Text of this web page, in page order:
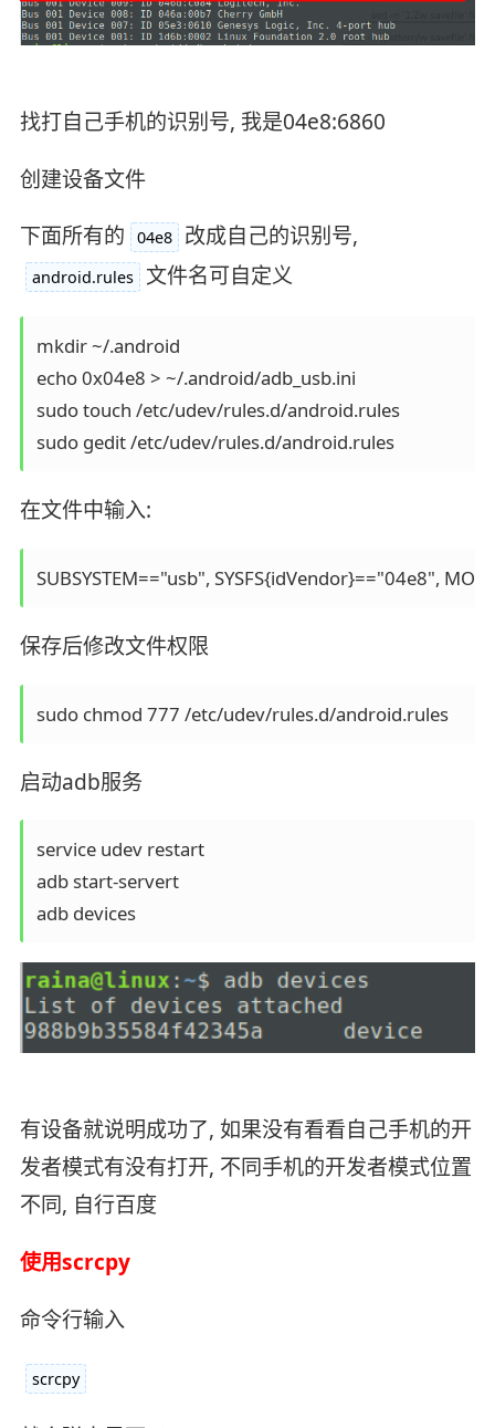
找打自己手机的识别号, 我是04e8:6860
创建设备文件
下面所有的
04e8 改成自己的识别号,
android.rules 文件名可自定义
mkdir ~/.android
echo 0x04e8 > ~/.android/adb_usb.ini
sudo touch /etc/udev/rules.d/android.rules
sudo gedit /etc/udev/rules.d/android.rules
在文件中输入:
SUBSYSTEM=="usb", SYSFS{idVendor}=="04e8",
保存后修改文件权限
sudo chmod 777 /etc/udev/rules.d/android.rules
启动adb服务
service udev restart
adb start-servert
adb devices
有设备就说明成功了, 如果没有看看自己手机的开
发者模式有没有打开, 不同手机的开发者模式位置
不同, 自行百度
使用scrcpy
命令行输入
scrcpy